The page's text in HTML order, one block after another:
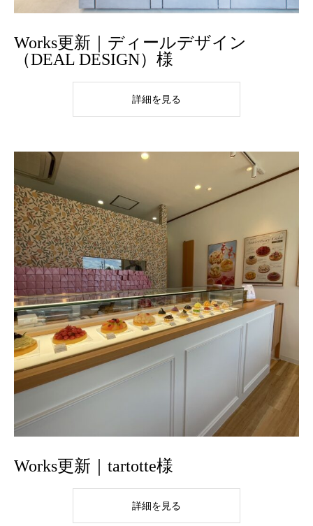
Works更新｜ディールデザイン
（DEAL DESIGN）様
詳細を見る
Works更新｜tartotte様
詳細を見る